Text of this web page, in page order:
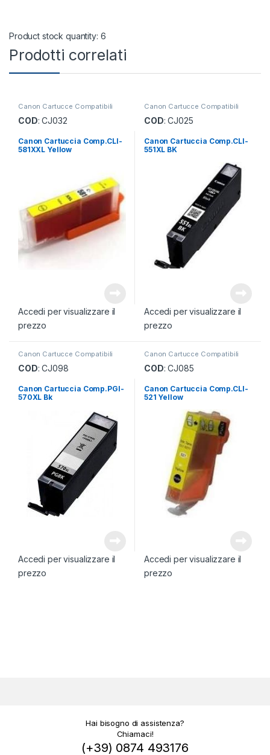
Product stock quantity: 6
Prodotti correlati
Canon Cartucce Compatibili
COD: CJ032
Canon Cartuccia Comp.CLI-
581XXL Yellow
Accedi per visualizzare il
prezzo
Canon Cartucce Compatibili
COD: CJ025
Canon Cartuccia Comp.CLI-
551XL BK
Accedi per visualizzare il
prezzo
Canon Cartucce Compatibili
COD: CJ098
Canon Cartuccia Comp.PGI-
570XL Bk
Accedi per visualizzare il
prezzo
Canon Cartucce Compatibili
COD: CJ085
Canon Cartuccia Comp.CLI-
521 Yellow
Accedi per visualizzare il
prezzo
Hai bisogno di assistenza?
Chiamaci!
(+39) 0874 493176